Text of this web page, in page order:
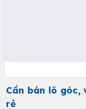
Cần bán lô góc,
rẻ